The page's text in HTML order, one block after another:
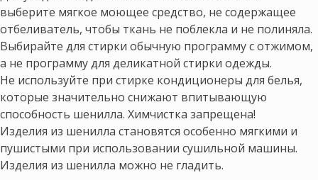
выберите мягкое моющее средство, не содержащее
отбеливатель, чтобы ткань не поблекла и не полиняла.
Выбирайте для стирки обычную программу с отжимом,
а не программу для деликатной стирки одежды.
Не используйте при стирке кондиционеры для белья,
которые значительно снижают впитывающую
способность шенилла. Химчистка запрещена!
Изделия из шенилла становятся особенно мягкими и
пушистыми при использовании сушильной машины.
Изделия из шенилла можно не гладить.